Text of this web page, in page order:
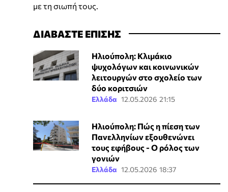
με τη σιωπή τους.
ΔΙΑΒΑΣΤΕ ΕΠΙΣΗΣ
Ηλιούπολη: Κλιμάκιο
ψυχολόγων και κοινωνικών
λειτουργών στο σχολείο των
δύο κοριτσιών
Ελλάδα 12.05.2026 21:15
Ηλιούπολη: Πώς η πίεση των
Πανελληνίων εξουθενώνει
τους εφήβους - Ο ρόλος των
γονιών
Ελλάδα 12.05.2026 18:37